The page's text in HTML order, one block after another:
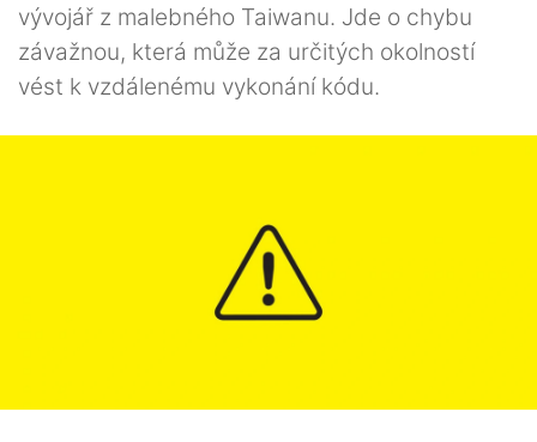
vývojář z malebného Taiwanu. Jde o chybu
závažnou, která může za určitých okolností
vést k vzdálenému vykonání kódu.